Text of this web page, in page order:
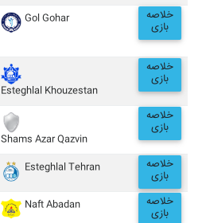
Gol Gohar خلاصه
بازی
Esteghlal Khouzestan
خلاصه
بازی
Shams Azar Qazvin
خلاصه
بازی
Esteghlal Tehran خلاصه
بازی
Naft Abadan خلاصه
بازی